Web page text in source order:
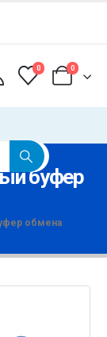
0 0
буфер
обмена